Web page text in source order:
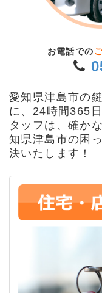
お電話での
愛知県津島市の
に、24時間365
タッフは、確か
知県津島市の困
決いたします！